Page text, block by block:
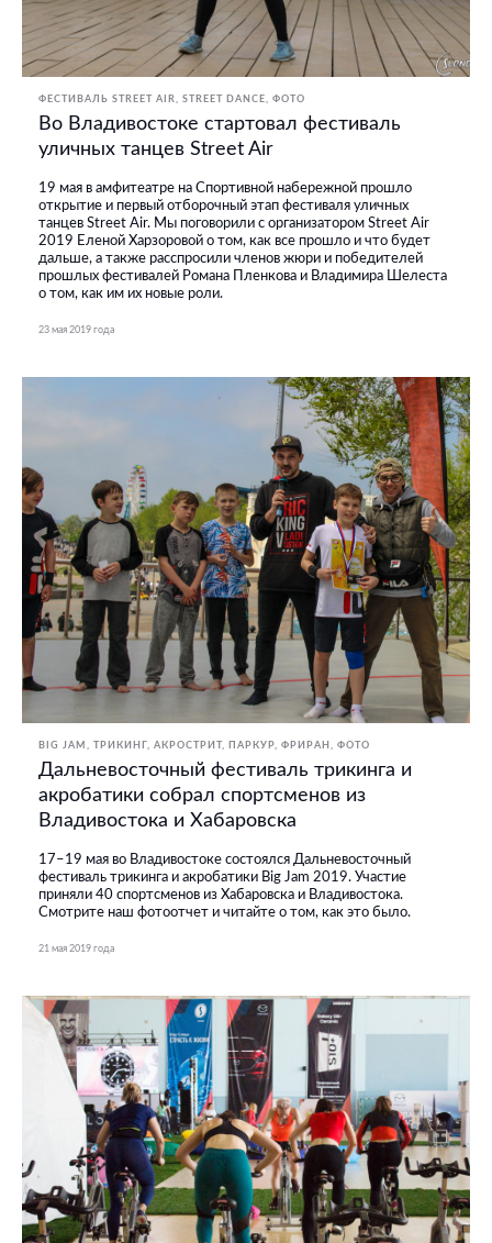
ФЕСТИВАЛЬ STREET AIR STREET DANCE ФОТО
Во Владивостоке стартовал фестиваль
уличных танцев Street Air
19 мая в амфитеатре на Спортивной набережной прошло
открытие и первый отборочный этап фестиваля уличных
танцев Street Air. Мы поговорили с организатором Street Air
2019 Еленой Харзоровой о том, как все прошло и что будет
дальше, а также расспросили членов жюри и победителей
прошлых фестивалей Романа Пленкова и Владимира Шелеста
о том, как им их новые роли.
23 мая 2019 года
BIG JAM ТРИКИНГ, АКРОСТРИТ, ПАРКУР, ФРИРАН ФОТО
Дальневосточный фестиваль трикинга и
акробатики собрал спортсменов из
Владивостока и Хабаровска
17–19 мая во Владивостоке состоялся Дальневосточный
фестиваль трикинга и акробатики Big Jam 2019. Участие
приняли 40 спортсменов из Хабаровска и Владивостока.
Смотрите наш фотоотчет и читайте о том, как это было.
21 мая 2019 года